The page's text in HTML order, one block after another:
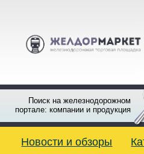
Поиск на железнодорожном
портале: компании и продукция
Новости и обзоры